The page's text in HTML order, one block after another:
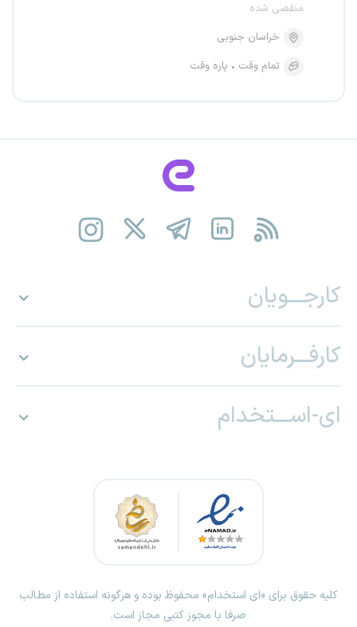
منقضی شده
خراسان جنوبی
تمام وقت
پاره وقت
کارجـــویان
کارفـــرمایان
ای-اســـتخدام
کلیه حقوق برای «ای استخدام» محفوظ بوده و هرگونه استفاده از مطالب
صرفا با مجوز کتبی مجاز است.